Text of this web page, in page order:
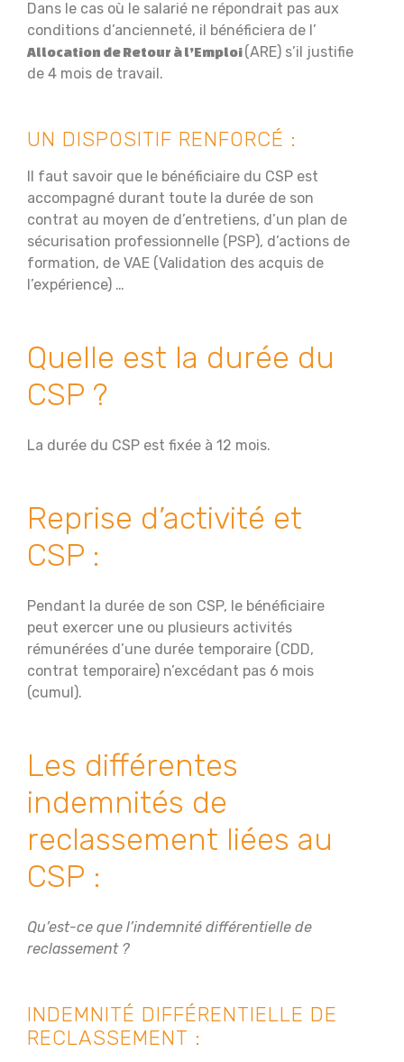
Dans le cas où le salarié ne répondrait pas aux
conditions d’ancienneté, il bénéficiera de l’
Allocation de Retour à l’Emploi(ARE) s’il justifie
de 4 mois de travail.
UN DISPOSITIF RENFORCÉ :
Il faut savoir que le bénéficiaire du CSP est
accompagné durant toute la durée de son
contrat au moyen de d’entretiens, d’un plan de
sécurisation professionnelle (PSP), d’actions de
formation, de VAE (Validation des acquis de
l’expérience) …
Quelle est la durée du
CSP ?
La durée du CSP est fixée à 12 mois.
Reprise d’activité et
CSP :
Pendant la durée de son CSP, le bénéficiaire
peut exercer une ou plusieurs activités
rémunérées d’une durée temporaire (CDD,
contrat temporaire) n’excédant pas 6 mois
(cumul).
Les différentes
indemnités de
reclassement liées au
CSP :
Qu’est-ce que l’indemnité différentielle de
reclassement ?
INDEMNITÉ DIFFÉRENTIELLE DE
RECLASSEMENT :